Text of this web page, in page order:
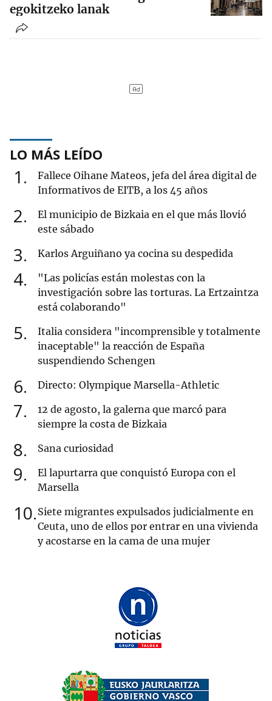
egokitzeko lanak
LO MÁS LEÍDO
1
Fallece Oihane Mateos, jefa del área digital de
Informativos de EITB, a los 45 años
2
El municipio de Bizkaia en el que más llovió
este sábado
3 Karlos Arguiñano ya cocina su despedida
4
"Las policías están molestas con la
investigación sobre las torturas. La Ertzaintza
está colaborando"
5
Italia considera "incomprensible y totalmente
inaceptable" la reacción de España
suspendiendo Schengen
6 Directo: Olympique Marsella-Athletic
7
12 de agosto, la galerna que marcó para
siempre la costa de Bizkaia
8 Sana curiosidad
9
El lapurtarra que conquistó Europa con el
Marsella
10 Siete migrantes expulsados judicialmente en
Ceuta, uno de ellos por entrar en una vivienda
y acostarse en la cama de una mujer